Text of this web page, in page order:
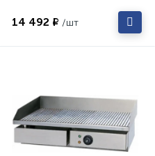
14 492 ₽ /шт